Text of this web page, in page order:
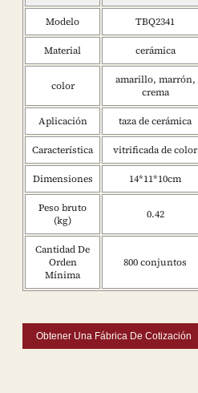
Modelo TBQ2341
Material cerámica
color
amarillo, marrón,
crema
Aplicación taza de cerámica
Característica vitrificada de color
Dimensiones 14*11*10cm
Peso bruto
(kg)
0.42
Cantidad De
Orden
Mínima
800 conjuntos
Obtener Una Fábrica De Cotización